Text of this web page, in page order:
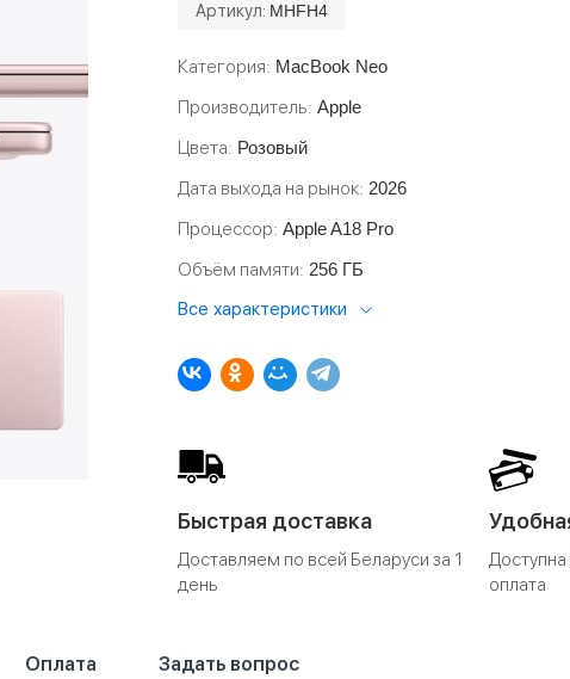
Артикул: MHFH4
Категория MacBook Neo
Производитель Apple
Цвета Розовый
Дата выхода на рынок 2026
Процессор Apple A18 Pro
Объём памяти 256 ГБ
Все характеристики
Быстрая доставка
Доставляем по всей Беларуси за 1
день
Доступна
оплата
Оплата Задать вопрос